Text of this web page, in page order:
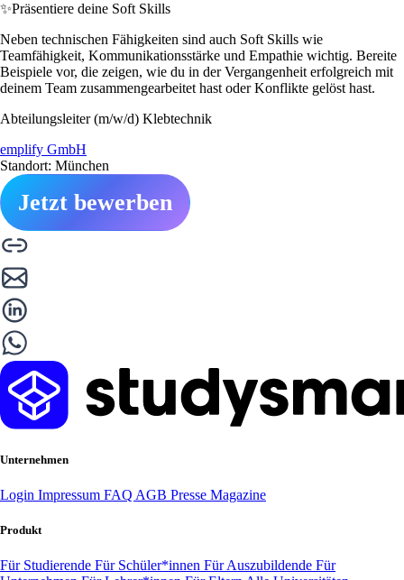
✨Präsentiere deine Soft Skills
Neben technischen Fähigkeiten sind auch Soft Skills wie
Teamfähigkeit, Kommunikationsstärke und Empathie wichtig. Bereite
Beispiele vor, die zeigen, wie du in der Vergangenheit erfolgreich mit
deinem Team zusammengearbeitet hast oder Konflikte gelöst hast.
Abteilungsleiter (m/w/d) Klebtechnik
emplify GmbH
Standort: München
Jetzt bewerben
Unternehmen
Login Impressum FAQ AGB Presse Magazine
Produkt
Für Studierende Für Schüler*innen Für Auszubildende Für